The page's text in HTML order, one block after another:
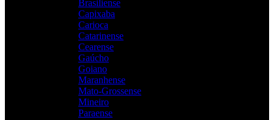
Brasiliense
Capixaba
Carioca
Catarinense
Cearense
Gaúcho
Goiano
Maranhense
Mato-Grossense
Mineiro
Paraense